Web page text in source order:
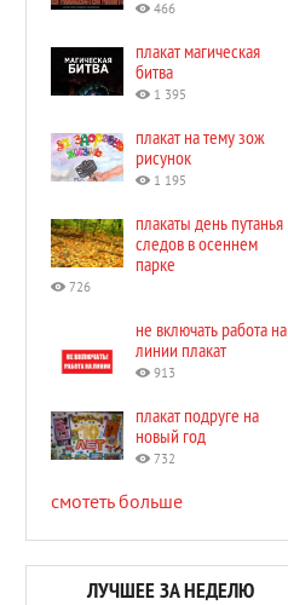
466
плакат магическая
битва
1 395
плакат на тему зож
рисунок
1 195
плакаты день путанья
следов в осеннем
парке
726
не включать работа на
линии плакат
913
плакат подруге на
новый год
732
смотеть больше
ЛУЧШЕЕ ЗА НЕДЕЛЮ